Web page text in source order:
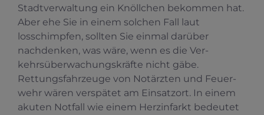
Stadtverwaltung ein Knöllchen bekommen hat.
Aber ehe Sie in einem solchen Fall laut
losschimpfen, sollten Sie einmal darüber
nachdenken, was wäre, wenn es die Ver­
kehrsüberwachungskräfte nicht gäbe.
Rettungsfahrzeuge von Notärzten und Feuer­
wehr wären verspätet am Einsatzort. In einem
akuten Notfall wie einem Herzinfarkt bedeutet